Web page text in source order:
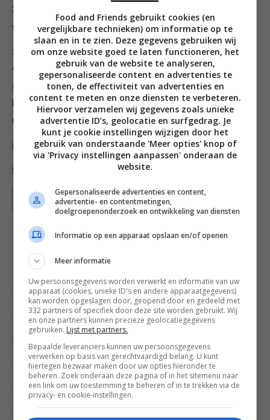
2. Snijd de nectarines in dunne plakjes en hak de olijven
grof. Verdeel ze met de oregano over de tomaten.
3. Snijd de verse mozzarella in grove stukken en
verdeel ze over de salade. Bestrooi de salade voor het
serveren met de citroenrasp en zout en peper en
besprenkel met de olijfolie. De salade smaakt heerlijk
met een stuk brood, bijvoorbeeld speltbrood.
Deel dit recept
Bewaar recept
Gangen
Kaas Lente recepten Lunch recepten
Lunchgerecht Makkelijke recepten
Picknick recepten Recepten Salade
Salades Snel & gezond Snelle recepten
Superfood Tussengerecht
Food and Friends gebruikt cookies (en
vergelijkbare technieken) om informatie op te
slaan en in te zien. Deze gegevens gebruiken wij
om onze website goed te laten functioneren, het
gebruik van de website te analyseren,
gepersonaliseerde content en advertenties te
tonen, de effectiviteit van advertenties en
content te meten en onze diensten te verbeteren.
Hiervoor verzamelen wij gegevens zoals unieke
advertentie ID’s, geolocatie en surfgedrag. Je
kunt je cookie instellingen wijzigen door het
gebruik van onderstaande 'Meer opties' knop of
via 'Privacy instellingen aanpassen' onderaan de
website.
Gepersonaliseerde advertenties en content,
advertentie- en contentmetingen,
doelgroepenonderzoek en ontwikkeling van diensten
Informatie op een apparaat opslaan en/of openen
Meer informatie
Uw persoonsgegevens worden verwerkt en informatie van uw
apparaat (cookies, unieke ID's en andere apparaatgegevens)
kan worden opgeslagen door, geopend door en gedeeld met
332 partners of specifiek door deze site worden gebruikt. Wij
en onze partners kunnen precieze geolocatiegegevens
gebruiken. Lijst met partners.
Bepaalde leveranciers kunnen uw persoonsgegevens
verwerken op basis van gerechtvaardigd belang. U kunt
hiertegen bezwaar maken door uw opties hieronder te
beheren. Zoek onderaan deze pagina of in het sitemenu naar
een link om uw toestemming te beheren of in te trekken via de
privacy- en cookie-instellingen.